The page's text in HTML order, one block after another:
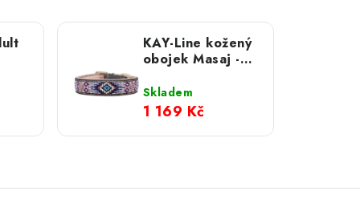
KAY-Line kožený
obojek Masaj -
Skladem
1 169 Kč